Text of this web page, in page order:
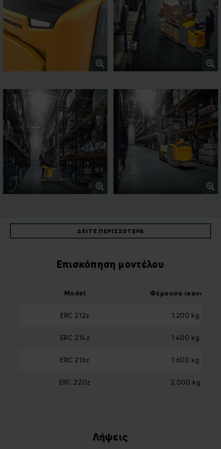
ΔΕΊΤΕ ΠΕΡΙΣΣΌΤΕΡΑ
Επισκόπηση μοντέλου
Model Φέρουσα ικανότητα
ERC 212z 1.200 kg
ERC 214z 1.400 kg
ERC 216z 1.600 kg
ERC 220z 2.000 kg
Λήψεις